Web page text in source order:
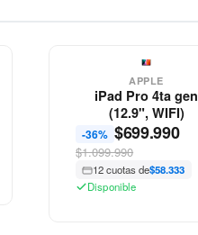
APPLE
iPad Pro 4ta gen
(12.9", WIFI)
-36% $699.990
$1.099.990
12 cuotas de$58.333
Disponible